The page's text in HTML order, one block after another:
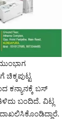
ಚಿಕ್ಕಪುಟ್ಟ
ಕನ್ಯಾನಕ್ಕೆ ಬಸ್
ಬಂದಿದೆ. ವಿಟ್ಲ